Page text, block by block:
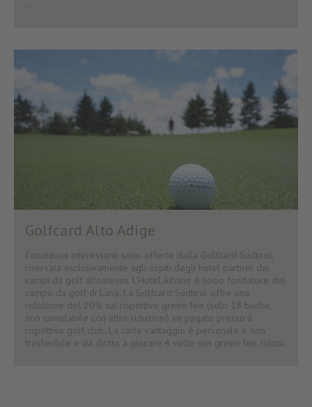
Golfcard Alto Adige
Condizioni interessanti sono offerte dalla Golfcard Südtirol,
riservata esclusivamente agli ospiti degli hotel partner dei
campi da golf altoatesini. L'Hotel Juliane è socio fondatore del
campo da golf di Lana. La Golfcard Südtirol offre una
riduzione del 20% sul rispettivo green fee (solo 18 buche,
non cumulabile con altre riduzioni) se pagato presso il
rispettivo golf club. La carta vantaggio è personale e non
trasferibile e dà diritto a giocare 4 volte con green fee ridotti.